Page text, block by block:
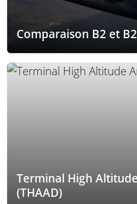
Comparaison B2 et
Terminal High
(THAAD)